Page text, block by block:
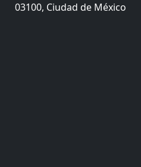
03100, Ciudad de México